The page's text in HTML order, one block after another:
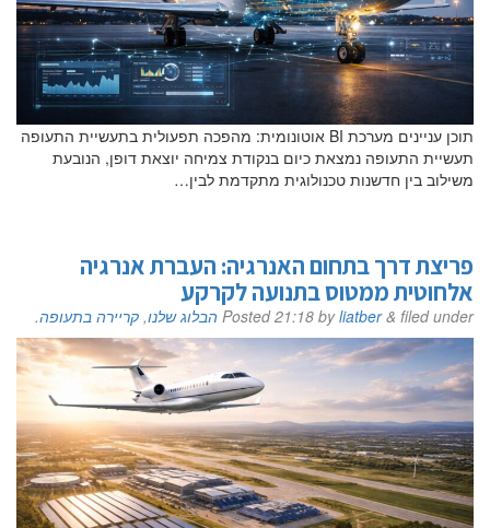
תוכן עניינים מערכת BI אוטונומית: מהפכה תפעולית בתעשיית התעופה
תעשיית התעופה נמצאת כיום בנקודת צמיחה יוצאת דופן, הנובעת
משילוב בין חדשנות טכנולוגית מתקדמת לבין…
פריצת דרך בתחום האנרגיה: העברת אנרגיה
אלחוטית ממטוס בתנועה לקרקע
Posted21:18 byliatber & filed under הבלוג שלנו, קריירה בתעופה.